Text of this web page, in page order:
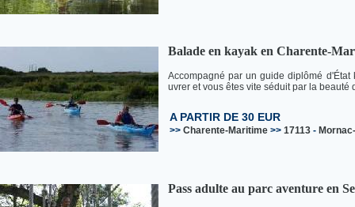
Balade en kayak en Charente-
Accompagné par un guide diplômé
uvrer et vous êtes vite séduit par la
A PARTIR DE 30 EUR
>> Charente-Maritime >> 17113 -
Pass adulte au parc aventure en